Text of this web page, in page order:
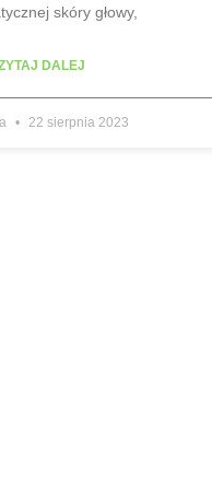
skóry głowy,
DALEJ
22 sierpnia 2023